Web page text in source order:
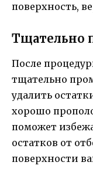
поверхность,
Тщательно
После
тщательно
удалить
хорошо
поможет
остатков от
поверхности